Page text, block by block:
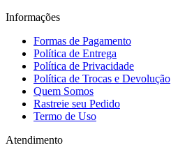
Informações
Formas de Pagamento
Política de Entrega
Política de Privacidade
Política de Trocas e Devolução
Quem Somos
Rastreie seu Pedido
Termo de Uso
Atendimento